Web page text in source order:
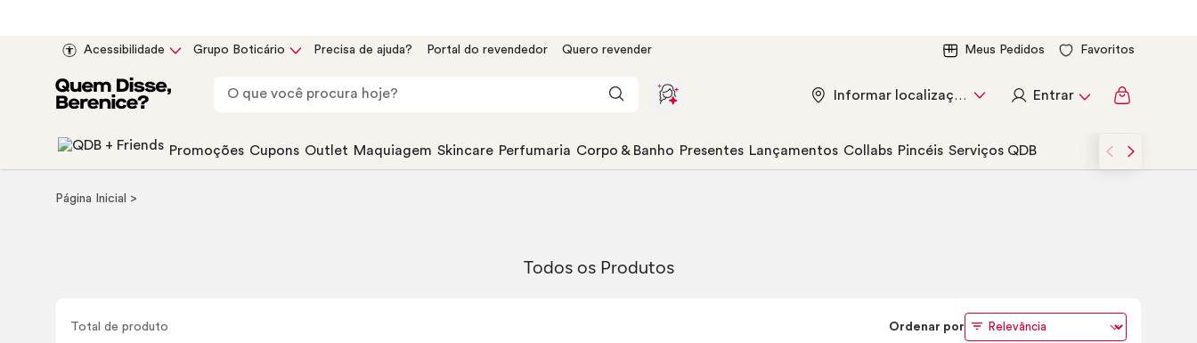
Acessibilidade Grupo Boticário Precisa de ajuda? Portal do revendedor Quero revender Meus Pedidos Favoritos
Informar localização Entrar
Promoções Cupons Outlet Maquiagem Skincare Perfumaria Corpo & Banho Presentes Lançamentos Collabs Pincéis Serviços QDB
Página Inicial
Todos os Produtos
Total de produto Ordenar por